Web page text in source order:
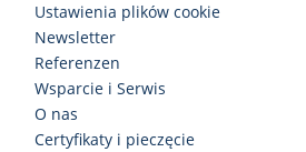
Ustawienia plików cookie
Newsletter
Referenzen
Wsparcie i Serwis
O nas
Certyfikaty i pieczęcie